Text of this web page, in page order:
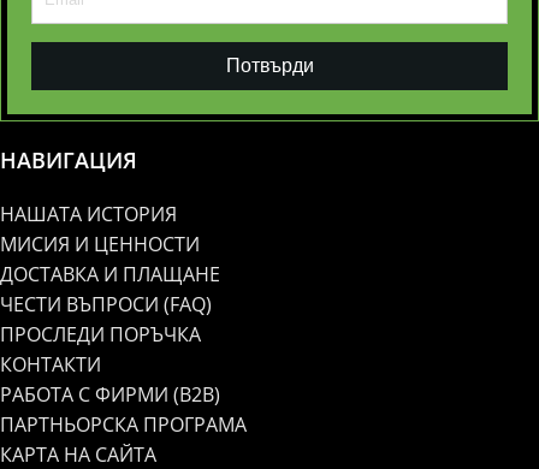
Потвърди
НАВИГАЦИЯ
НАШАТА ИСТОРИЯ
МИСИЯ И ЦЕННОСТИ
ДОСТАВКА И ПЛАЩАНЕ
ЧЕСТИ ВЪПРОСИ (FAQ)
ПРОСЛЕДИ ПОРЪЧКА
КОНТАКТИ
РАБОТА С ФИРМИ (B2B)
ПАРТНЬОРСКА ПРОГРАМА
КАРТА НА САЙТА